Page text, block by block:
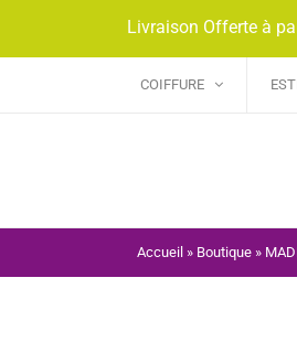
COIFFURE
Accueil » Boutique»
Livraison Offerte à